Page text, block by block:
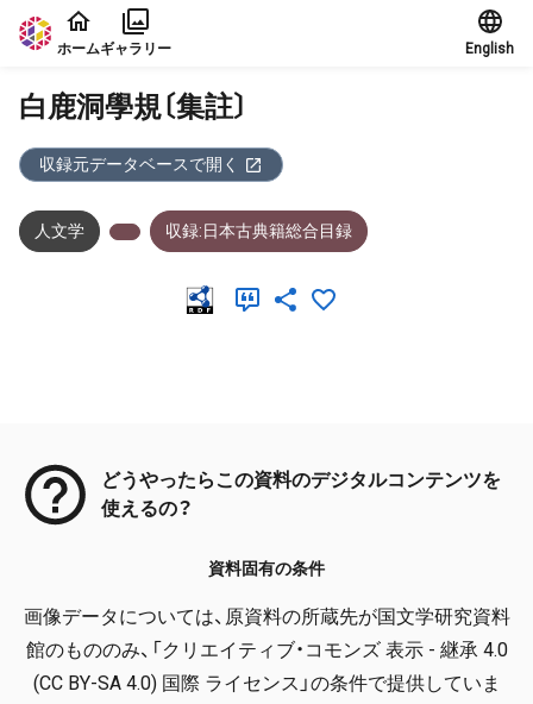
本文に飛ぶ
ホームギャラリー English
白鹿洞學規〔集註〕
収録元データベースで開く
人文学 収録:日本古典籍総合目録
どうやったらこの資料のデジタルコンテンツを
使えるの？
資料固有の条件
画像データについては、原資料の所蔵先が国文学研究資料
館のもののみ、「クリエイティブ・コモンズ 表示 - 継承 4.0
(CC BY-SA 4.0) 国際 ライセンス」の条件で提供していま